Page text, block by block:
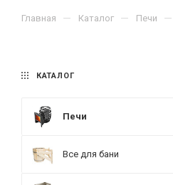
Главная — Каталог — Печи —
КАТАЛОГ
Печи
Все для бани